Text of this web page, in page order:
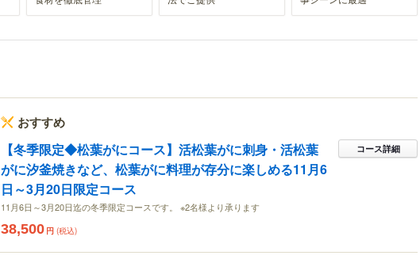
おすすめ
【冬季限定◆松葉がにコース】活松葉がに刺身・活松葉
がに汐釜焼きなど、松葉がに料理が存分に楽しめる11月6
日～3月20日限定コース
11月6日～3月20日迄の冬季限定コースです。 ※2名様より承ります
コース詳細
38,500 円 (税込)